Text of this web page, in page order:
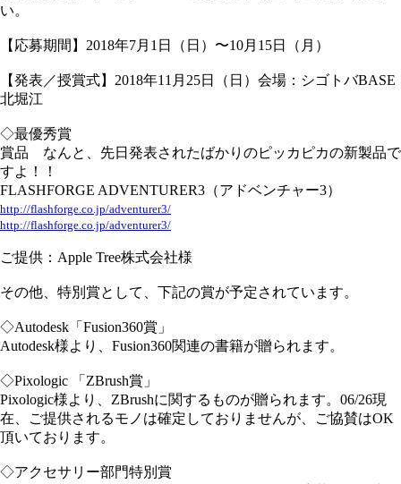
い。
【応募期間】2018年7月1日（日）〜10月15日（月）
【発表／授賞式】2018年11月25日（日）会場：シゴトバBASE
北堀江
◇最優秀賞
賞品 なんと、先日発表されたばかりのピッカピカの新製品で
すよ！！
FLASHFORGE ADVENTURER3（アドベンチャー3）
http://flashforge.co.jp/adventurer3/
http://flashforge.co.jp/adventurer3/
ご提供：Apple Tree株式会社様
その他、特別賞として、下記の賞が予定されています。
◇Autodesk「Fusion360賞」
Autodesk様より、Fusion360関連の書籍が贈られます。
◇Pixologic 「ZBrush賞」
Pixologic様より、ZBrushに関するものが贈られます。06/26現
在、ご提供されるモノは確定しておりませんが、ご協賛はOK
頂いております。
◇アクセサリー部門特別賞